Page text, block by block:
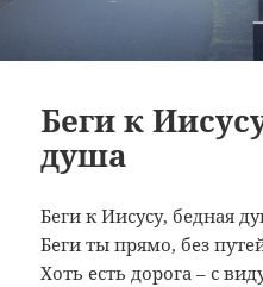
Беги к
душа
Беги к Иисусу, бедная
Беги ты прямо, без
Хоть есть дорога – с